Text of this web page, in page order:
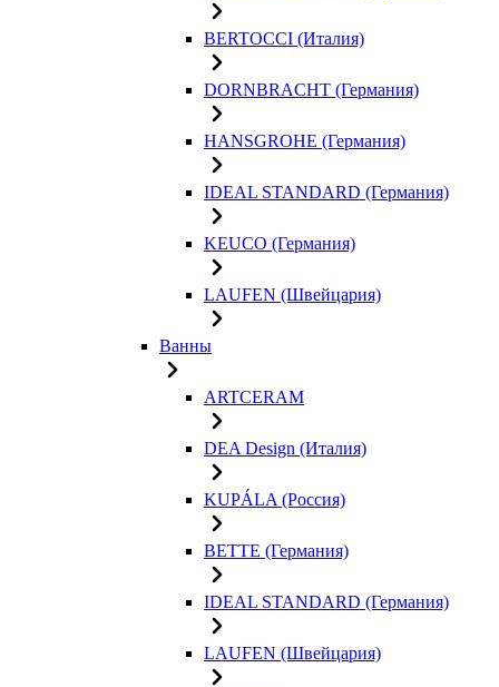
BERTOCCI (Италия)
DORNBRACHT (Германия)
HANSGROHE (Германия)
IDEAL STANDARD (Германия)
KEUCO (Германия)
LAUFEN (Швейцария)
Ванны
ARTCERAM
DEA Design (Италия)
KUPÁLA (Россия)
BETTE (Германия)
IDEAL STANDARD (Германия)
LAUFEN (Швейцария)